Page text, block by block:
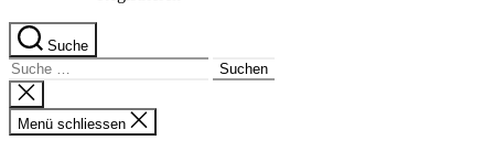
Suche
Suche
nach:
Suche
schliessen
Menü schliessen